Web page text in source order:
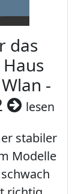
das
-
lesen
stabiler
Modelle